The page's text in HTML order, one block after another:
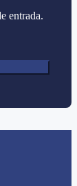
entrada.